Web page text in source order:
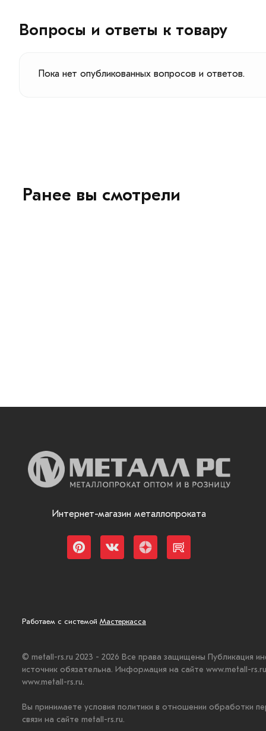
Вопросы и ответы к товару
Пока нет опубликованных вопросов и ответов.
Ранее вы смотрели
Интернет-магазин металлопроката
Работаем с системой Мастеркасса
© metall-rs.ru 2023 - 2026 Все права защищены Публикация
источник обязательна. Информация на сайте www.metall-
www.metall-rs.ru.
Вы принимаете условия политики в отношении обработки
связи на сайте metall-rs.ru.